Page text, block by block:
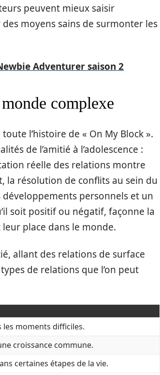
peuvent mieux saisir
moyens sains de surmonter les
Adventurer saison 2
complexe
l’histoire de « On My Block ».
de l’amitié à l’adolescence :
réelle des relations montre
la résolution de conflits au sein du
personnels et un
soit positif ou négatif, façonne la
place dans le monde.
allant des relations de surface
de relations que l’on peut
moments difficiles.
croissance commune.
certaines étapes de la vie.